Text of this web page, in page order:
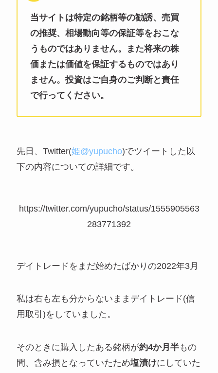
当サイトは特定の銘柄等の勧誘、売買
の推奨、相場動向等の保証等をおこな
うものではありません。また将来の株
価または価値を保証するものではあり
ません。投資はご自身のご判断と責任
で行ってください。
先日、Twitter(姫@yupucho)でツイートした以
下の内容についての詳細です。
https://twitter.com/yupucho/status/1555905563
283771392
デイトレードをまだ始めたばかりの2022年3月
私は右も左も分からないままデイトレード(信
用取引)をしていました。
そのときに購入したある銘柄が約4か月半もの
間、含み損となっていたため塩漬けにしていた